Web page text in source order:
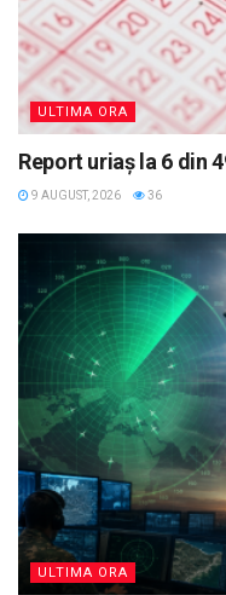
ULTIMA ORA
Report uriaș la 6 din
9 AUGUST, 2026 36
ULTIMA ORA